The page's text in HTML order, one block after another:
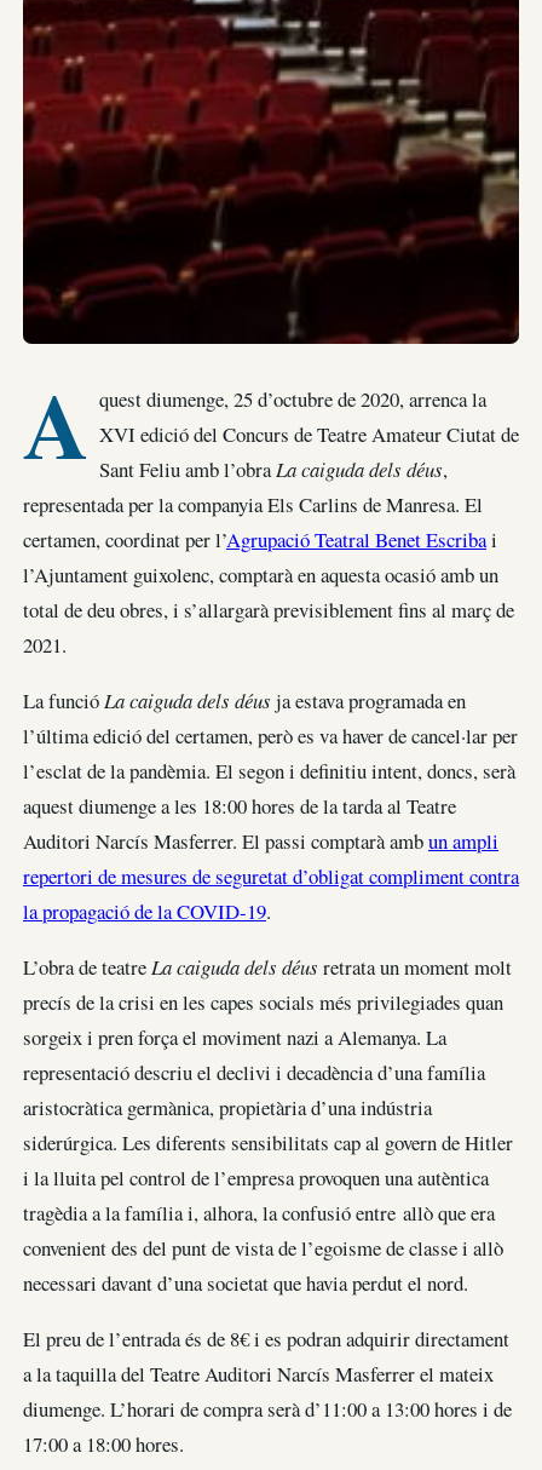
A quest diumenge, 25 d’octubre de 2020, arrenca la
XVI edició del Concurs de Teatre Amateur Ciutat de
Sant Feliu amb l’obraLa caiguda dels déus,
representada per la companyia Els Carlins de Manresa. El
certamen, coordinat per l’Agrupació Teatral Benet Escribai
l’Ajuntament guixolenc, comptarà en aquesta ocasió amb un
total de deu obres, i s’allargarà previsiblement fins al març de
2021.
La funcióLa caiguda dels déus ja estava programada en
l’última edició del certamen, però es va haver de cancel·lar per
l’esclat de la pandèmia. El segon i definitiu intent, doncs, serà
aquest diumenge a les 18:00 hores de la tarda al Teatre
Auditori Narcís Masferrer. El passi comptarà ambun ampli
repertori de mesures de seguretat d’obligat compliment contra
la propagació de la COVID-19.
L’obra de teatreLa caiguda dels déus retrata un moment molt
precís de la crisi en les capes socials més privilegiades quan
sorgeix i pren força el moviment nazi a Alemanya. La
representació descriu el declivi i decadència d’una família
aristocràtica germànica, propietària d’una indústria
siderúrgica. Les diferents sensibilitats cap al govern de Hitler
i la lluita pel control de l’empresa provoquen una autèntica
tragèdia a la família i, alhora, la confusió entre allò que era
convenient des del punt de vista de l’egoisme de classe i allò
necessari davant d’una societat que havia perdut el nord.
El preu de l’entrada és de 8€ i es podran adquirir directament
a la taquilla del Teatre Auditori Narcís Masferrer el mateix
diumenge. L’horari de compra serà d’11:00 a 13:00 hores i de
17:00 a 18:00 hores.